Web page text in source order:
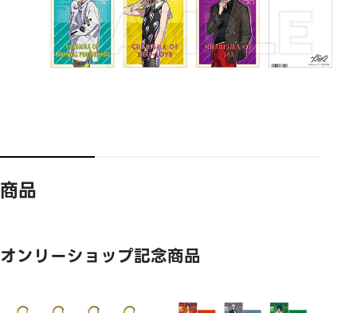
商品
オンリーショップ記念商品